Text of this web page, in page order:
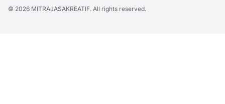
© 2026 MITRAJASAKREATIF. All rights reserved.